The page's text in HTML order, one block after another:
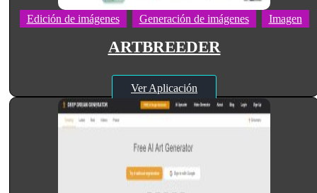
Edición de imágenes Generación de imágenes Imagen
ARTBREEDER
Ver Aplicación